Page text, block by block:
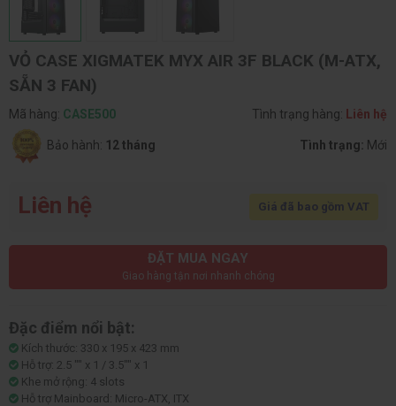
VỎ CASE XIGMATEK MYX AIR 3F BLACK (M-ATX,
SẴN 3 FAN)
Mã hàng: CASE500 Tình trạng hàng: Liên hệ
Bảo hành: 12 tháng Tình trạng: Mới
Liên hệ Giá đã bao gồm VAT
ĐẶT MUA NGAY
Giao hàng tận nơi nhanh chóng
Đặc điểm nổi bật:
Kích thước: 330 x 195 x 423 mm
Hỗ trợ: 2.5 "" x 1 / 3.5"" x 1
Khe mở rộng: 4 slots
Hỗ trợ Mainboard: Micro-ATX, ITX